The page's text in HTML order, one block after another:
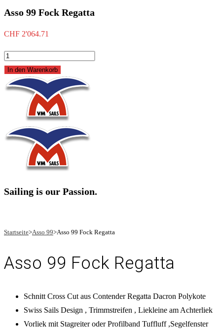
Asso 99 Fock Regatta
CHF 2'064.71
Asso
99
Fock
In den Warenkorb
Sailing is our Passion.
Startseite>Asso 99>Asso 99 Fock Regatta
Asso 99 Fock Regatta
Schnitt Cross Cut aus Contender Regatta Dacron Polykote
Swiss Sails Design , Trimmstreifen , Liekleine am Achterliek
Vorliek mit Stagreiter oder Profilband Tuffluff ,Segelfenster